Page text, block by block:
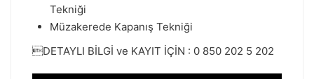
Tekniği
Müzakerede Kapanış Tekniği
DETAYLI BİLGİ ve KAYIT İÇİN : 0 850 202 5 202